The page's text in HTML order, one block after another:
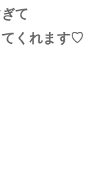
て
てくれます♡